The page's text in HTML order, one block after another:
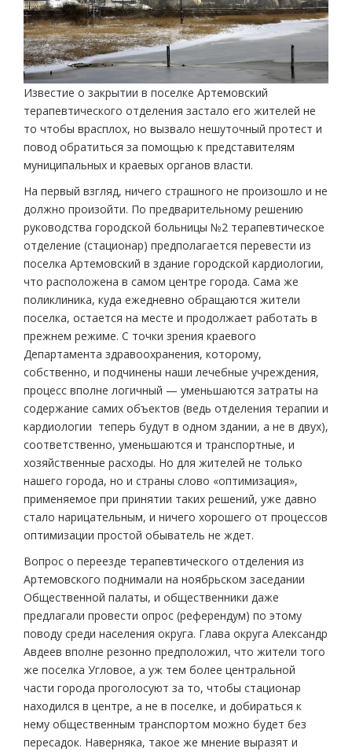
Известие о закрытии в поселке Артемовский
терапевтического отделения застало его жителей не
то чтобы врасплох, но вызвало нешуточный протест и
повод обратиться за помощью к представителям
муниципальных и краевых органов власти.
На первый взгляд, ничего страшного не произошло и не
должно произойти. По предварительному решению
руководства городской больницы №2 терапевтическое
отделение (стационар) предполагается перевести из
поселка Артемовский в здание городской кардиологии,
что расположена в самом центре города. Сама же
поликлиника, куда ежедневно обращаются жители
поселка, остается на месте и продолжает работать в
прежнем режиме. С точки зрения краевого
Департамента здравоохранения, которому,
собственно, и подчинены наши лечебные учреждения,
процесс вполне логичный — уменьшаются затраты на
содержание самих объектов (ведь отделения терапии и
кардиологии теперь будут в одном здании, а не в двух),
соответственно, уменьшаются и транспортные, и
хозяйственные расходы. Но для жителей не только
нашего города, но и страны слово «оптимизация»,
применяемое при принятии таких решений, уже давно
стало нарицательным, и ничего хорошего от процессов
оптимизации простой обыватель не ждет.
Вопрос о переезде терапевтического отделения из
Артемовского поднимали на ноябрьском заседании
Общественной палаты, и общественники даже
предлагали провести опрос (референдум) по этому
поводу среди населения округа. Глава округа Александр
Авдеев вполне резонно предположил, что жители того
же поселка Угловое, а уж тем более центральной
части города проголосуют за то, чтобы стационар
находился в центре, а не в поселке, и добираться к
нему общественным транспортом можно будет без
пересадок. Наверняка, такое же мнение выразят и